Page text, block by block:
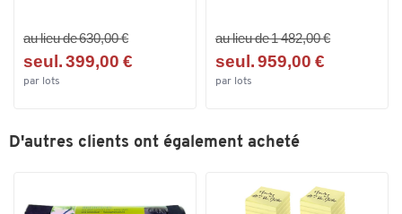
au lieu de 630,00 €
seul. 399,00 €
par lots
au lieu de 1 482,00 €
seul. 959,00 €
par lots
D'autres clients ont également acheté